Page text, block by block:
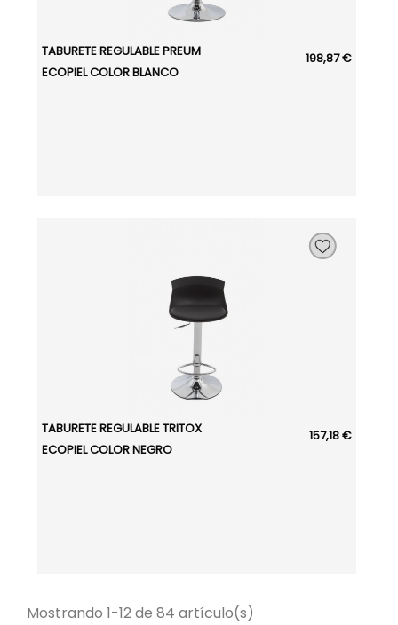
TABURETE REGULABLE PREUM
ECOPIEL COLOR BLANCO
198,87 €
TABURETE REGULABLE TRITOX
ECOPIEL COLOR NEGRO
157,18 €
Mostrando 1-12 de 84 artículo(s)